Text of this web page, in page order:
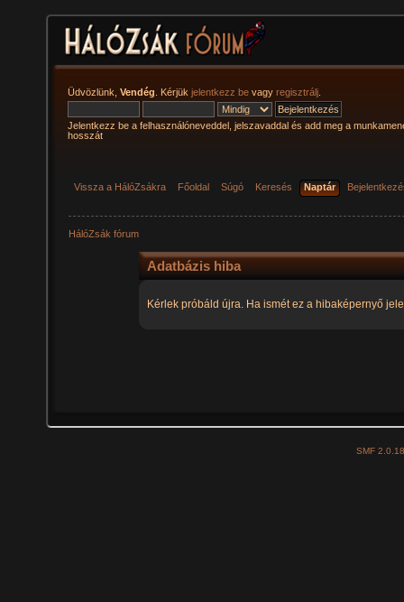
Üdvözlünk, Vendég . Kérjük jelentkezz be vagy regisztrálj
Jelentkezz be a felhasználóneveddel, jelszavaddal és add meg a
hosszát
Vissza a HálóZsákra Főoldal Súgó Keresés Naptár
HálóZsák fórum
Adatbázis hiba
Kérlek próbáld újra. Ha ismét ez a hibaképernyő
SMF 2.0.18